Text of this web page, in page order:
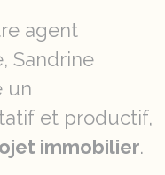
agent
Sandrine
un
et productif,
immobilier.